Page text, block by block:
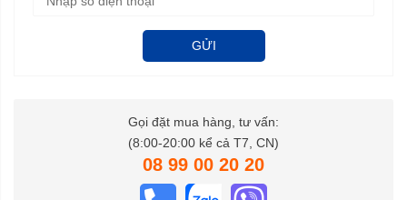
GỬI
Gọi đặt mua hàng, tư vấn:
(8:00-20:00 kể cả T7, CN)
08 99 00 20 20